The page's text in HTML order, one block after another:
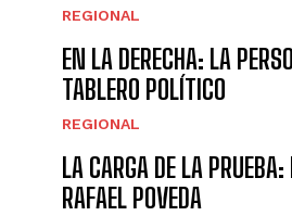
REGIONAL
EN LA DERECHA: LA
TABLERO POLÍTICO
REGIONAL
LA CARGA DE LA
RAFAEL POVEDA